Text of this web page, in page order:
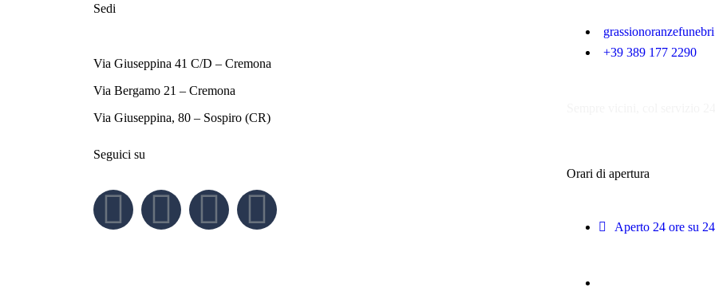
Sedi
Via Giuseppina 41 C/D – Cremona
Via Bergamo 21 – Cremona
Via Giuseppina, 80 – Sospiro (CR)
Seguici su
+39 389 177 2290
Orari di apertura
Aperto 24 ore su 24